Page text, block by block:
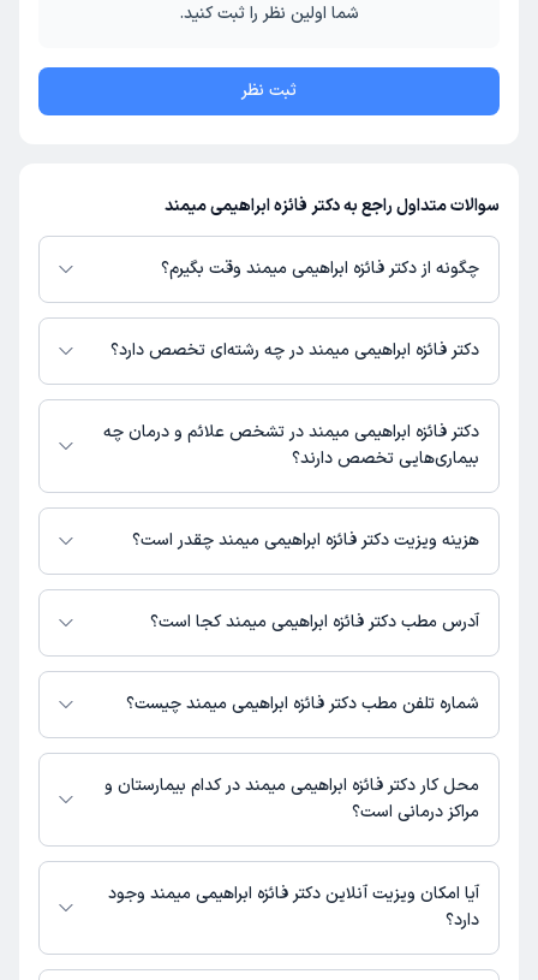
شما اولین نظر را ثبت کنید.
ثبت نظر
سوالات متداول راجع به دکتر فائزه ابراهیمی میمند
چگونه از دکتر فائزه ابراهیمی میمند وقت بگیرم؟
در صورتی کهدکتر فائزه ابراهیمی میمنددارای پروفایل فعال و نوبت‌دهی باز در
پلتفرم دکترتو باشند، می‌توانید از طریق این پلتفرم برای دریافت نوبت اقدام کنید.
آدرس مطب، شماره تماس، برنامه حضور در مطب، تصاویر پزشک، ساعات کاری و
سایر اطلاعات مرتبط با خدمات پزشکی و نوبت‌گیری ممکن است در پروفایل ایشان
در دکترتو در دسترس باشد
دکتر فائزه ابراهیمی میمند در چه رشته‌ای تخصص دارد؟
دکتر فائزه ابراهیمی میمند در رشته‌های زیر (پزشکی) تخصص دارند:
عمومی
دکتر فائزه ابراهیمی میمند در تشخص علائم و درمان چه
بیماری‌هایی تخصص دارند؟
دکتر فائزه ابراهیمی میمند در تشخیص علائم و درمان بیماری‌های مرتبط با
عمومی فعالیت می‌کنند.
هزینه ویزیت دکتر فائزه ابراهیمی میمند چقدر است؟
برای اطلاع از هزینه ویزیت دکتر فائزه ابراهیمی میمند، لازم است با مطب تماس
بگیرید.آدرس مطب دکتر فائزه ابراهیمی میمند کجا است؟
اطلاعات مربوط به آدرس مطب دکتر فائزه ابراهیمی میمند در حال حاضر در
دسترس نیست. برای دریافت اطلاعات دقیق‌تر، لطفاً با مطب تماس بگیرید.
شماره تلفن مطب دکتر فائزه ابراهیمی میمند چیست؟
شماره تماس مطب دکتر فائزه ابراهیمی میمند در حال حاضر در این صفحه ثبت
نشده است.
محل کار دکتر فائزه ابراهیمی میمند در کدام بیمارستان و
مراکز درمانی است؟
اطلاعاتی درباره محل فعالیت دکتر فائزه ابراهیمی میمند در مراکز درمانی در
دسترس نیست.
آیا امکان ویزیت آنلاین دکتر فائزه ابراهیمی میمند وجود
دارد؟
در حال حاضر اطلاعاتی درباره ارائه ویزیت آنلاین توسط دکتر فائزه ابراهیمی